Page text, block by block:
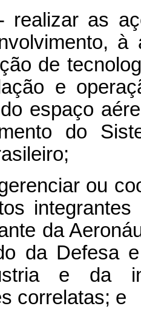
realizar as
de
e
espaço
do
ou
da
da Defesa
e da
correlatas; e